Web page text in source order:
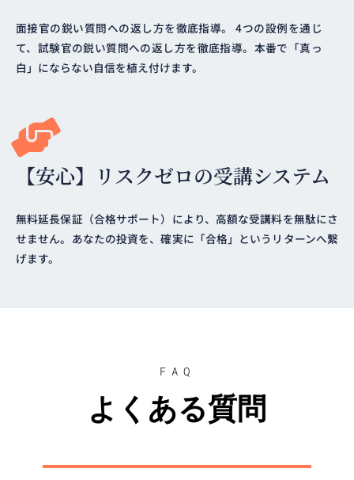
面接官の鋭い質問への返し方を徹底指導。 4つの設例を通じ
て、試験官の鋭い質問への返し方を徹底指導。本番で「真っ
白」にならない自信を植え付けます。
【安心】リスクゼロの受講システム
無料延長保証（合格サポート）により、高額な受講料を無駄にさ
せません。あなたの投資を、確実に「合格」というリターンへ繋
げます。
FAQ
よくある質問